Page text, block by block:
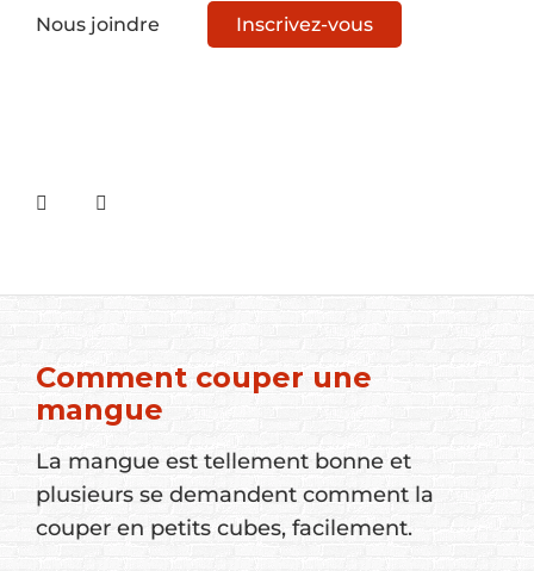
Nous joindre Inscrivez-vous
Comment couper une
mangue
La mangue est tellement bonne et
plusieurs se demandent comment la
couper en petits cubes, facilement.